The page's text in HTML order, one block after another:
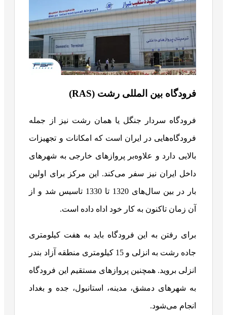
فرودگاه بین المللی رشت (RAS)
فرودگاه سردار جنگل یا همان رشت نیز از جمله
فرودگاه‌هایی در ایران است که امکانات و تجهیزات
بالایی دارد و علاوه‌بر پروازهای خارجی به شهرهای
داخل ایران نیز سفر می‌کند. این مرکز برای اولین
بار در بین سال‌های 1320 تا 1330 تاسیس شد و از
آن زمان تاکنون به کار خود اداه داده است.
برای رفتن به این فرودگاه باید به هفت کیلومتری
جاده رشت به انزلی و 15 کیلومتری منطقه آزاد بندر
انزلی بروید. همچنین پروازهای مستقیم این فرودگاه
به شهرهای دمشق، مدینه، استانبول، جده و بغداد
انجام می‌شود.